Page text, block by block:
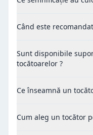
Când este
Sunt disponibile
tocătoarelor ?
Ce înseamnă un
Cum aleg un tocător